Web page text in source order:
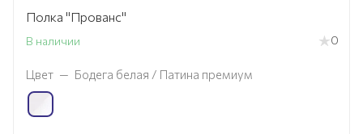
Полка "Прованс"
В наличии 0
Цвет — Бодега белая / Патина премиум